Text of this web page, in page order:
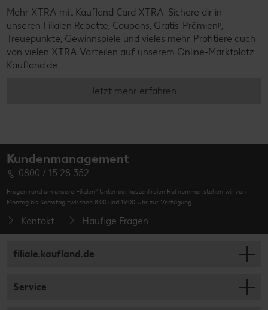
Mehr XTRA mit Kaufland Card XTRA: Sichere dir in
unseren Filialen Rabatte, Coupons, Gratis-Prämienᵖ,
Treuepunkte, Gewinnspiele und vieles mehr. Profitiere auch
von vielen XTRA Vorteilen auf unserem Online-Marktplatz
Kaufland.de
Jetzt mehr erfahren
Kundenmanagement
0800 / 15 28 352
Fragen rund um unsere Filialen? Unter der kostenfreien Rufnummer stehen wir von
Montag bis Samstag zwischen 8:00 und 19:00 Uhr zur Verfügung.
Kontakt Häufige Fragen
filiale.kaufland.de
Service